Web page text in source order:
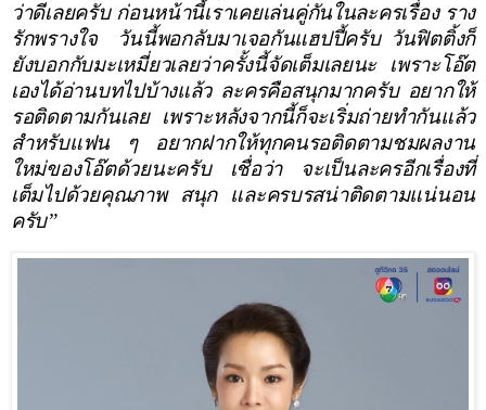
ว่าดีเลยครับ ก่อนหน้านี้เราเคยเล่นคู่กันในละครเรื่อง ราง
รักพรางใจ
วันนี้พอกลับมาเจอกันแฮปปี้ครับ วันฟิตติ้งก็
ยังบอกกับมะเหมี่ยวเลยว่าครั้งนี้จัดเต็มเลยนะ เพราะโอ๊ต
เองได้อ่านบทไปบ้างแล้ว ละครคือสนุกมากครับ อยากให้
รอติดตามกันเลย เพราะหลังจากนี้ก็จะเริ่มถ่ายทำกันแล้ว
สำหรับแฟน ๆ อยากฝากให้ทุกคนรอติดตามชมผลงาน
ใหม่ของโอ๊ตด้วยนะครับ เชื่อว่า จะเป็นละครอีกเรื่องที่
เต็มไปด้วยคุณภาพ สนุก และครบรสน่าติดตามแน่นอน
ครับ”